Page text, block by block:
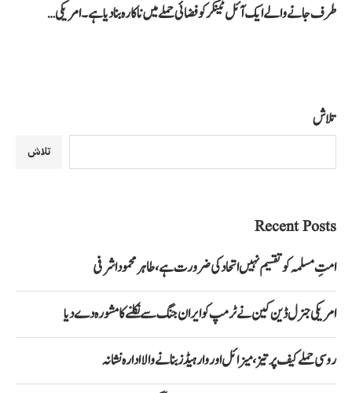
طرف جانے والے ایک آئل ٹینکر کو فضائی حملے میں ناکارہ بنا دیا ہے۔ امریکی…
تلاش
تلاش
Recent Posts
امتِ مسلمہ کو تقسیم نہیں اتحاد کی ضرورت ہے، طاہر محمود اشرفی
امریکی جنرل ڈین کین نے ٹرمپ کو ایران جنگ سے نکلنے کا مشورہ دے دیا
روسی حملے کیف پر تیز، میزائل اور وار ہیڈز بنانے والا ادارہ نشانہ